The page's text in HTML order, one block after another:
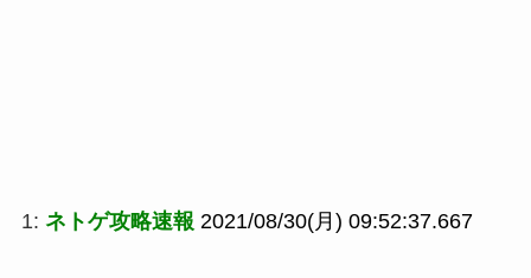
1: ネトゲ攻略速報 2021/08/30(月) 09:52:37.667